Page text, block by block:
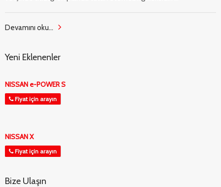
Devamını oku...
Yeni Eklenenler
NISSAN e-POWER S
Fiyat için arayın
NISSAN X
Fiyat için arayın
Bize Ulaşın